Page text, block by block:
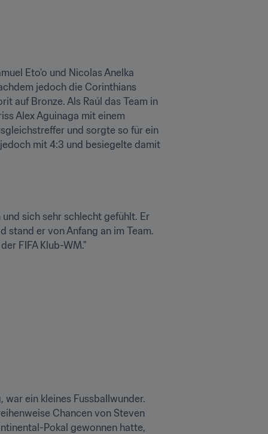
Eto'o und Nicolas Anelka
jedoch die Corinthians
auf Bronze. Als Raúl das Team in
Alex Aguinaga mit einem
und sorgte so für ein
mit 4:3 und besiegelte damit
sich sehr schlecht gefühlt. Er
stand er von Anfang an im Team.
ein kleines Fussballwunder.
Chancen von Steven
Pokal gewonnen hatte,